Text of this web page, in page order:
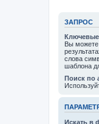
ЗАПРОС
Вы можете
слова
шаблона
Поиск по
Искать в